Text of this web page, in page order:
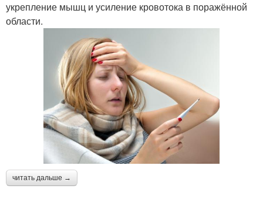
укрепление мышц и усиление кровотока в поражённой
области.
читать дальше →